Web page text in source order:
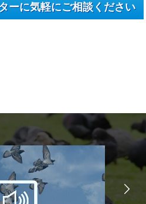
ーに気軽にご相談ください